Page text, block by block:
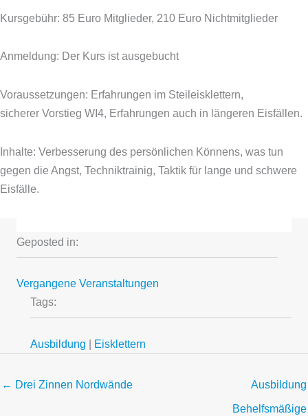
Kursgebühr: 85 Euro Mitglieder, 210 Euro Nichtmitglieder
Anmeldung: Der Kurs ist ausgebucht
Voraussetzungen: Erfahrungen im Steileisklettern,
sicherer Vorstieg WI4, Erfahrungen auch in längeren Eisfällen.
Inhalte: Verbesserung des persönlichen Könnens, was tun
gegen die Angst, Techniktrainig, Taktik für lange und schwere
Eisfälle.
Geposted in:
Vergangene Veranstaltungen
Tags:
Ausbildung | Eisklettern
← Drei Zinnen Nordwände
Ausbildung
Behelfsmäßige